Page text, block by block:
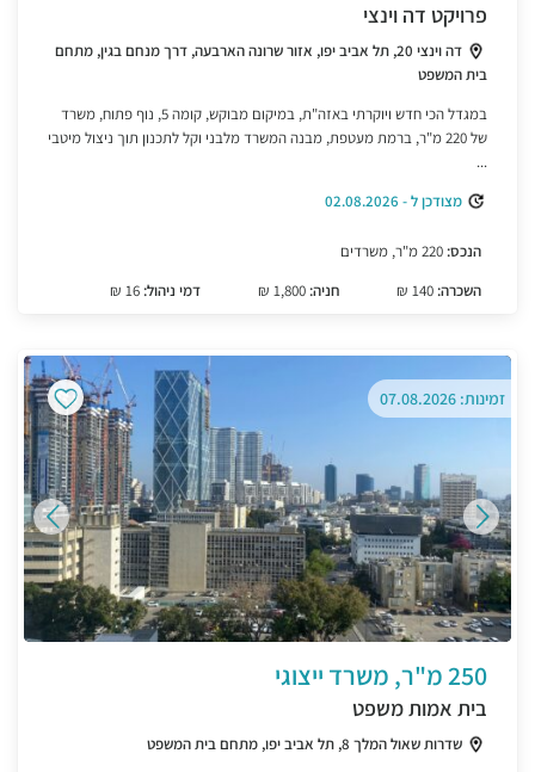
פרויקט דה וינצי
דה וינצי 20, תל אביב יפו, אזור שרונה הארבעה, דרך מנחם בגין, מתחם
בית המשפט
במגדל הכי חדש ויוקרתי באזה"ת, במיקום מבוקש, קומה 5, נוף פתוח, משרד
של 220 מ"ר, ברמת מעטפת, מבנה המשרד מלבני וקל לתכנון תוך ניצול מיטבי
...
מצודכן ל - 02.08.2026
הנכס:
השכרה:
חניה: דמי ניהול: 16 ₪
זמינות: 07.08.2026
250 מ"ר, משרד ייצוגי
בית אמות משפט
שדרות שאול המלך 8, תל אביב יפו, מתחם בית המשפט